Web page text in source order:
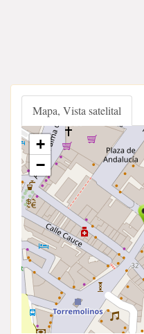
Mapa, Vista satelital
+
−